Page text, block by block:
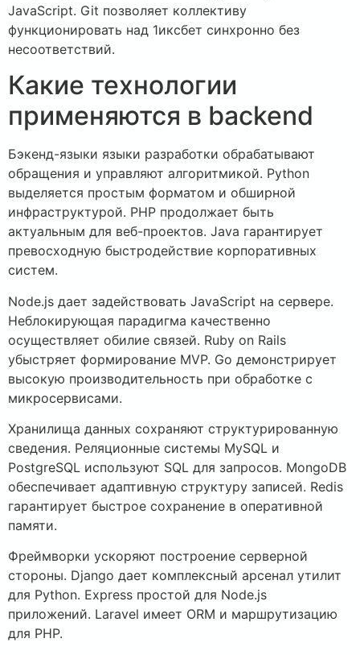
JavaScript. Git позволяет коллективу
функционировать над 1иксбет синхронно без
несоответствий.
Какие технологии
применяются в backend
Бэкенд-языки языки разработки обрабатывают
обращения и управляют алгоритмикой. Python
выделяется простым форматом и обширной
инфраструктурой. PHP продолжает быть
актуальным для веб-проектов. Java гарантирует
превосходную быстродействие корпоративных
систем.
Node.js дает задействовать JavaScript на сервере.
Неблокирующая парадигма качественно
осуществляет обилие связей. Ruby on Rails
убыстряет формирование MVP. Go демонстрирует
высокую производительность при обработке с
микросервисами.
Хранилища данных сохраняют структурированную
сведения. Реляционные системы MySQL и
PostgreSQL используют SQL для запросов. MongoDB
обеспечивает адаптивную структуру записей. Redis
гарантирует быстрое сохранение в оперативной
памяти.
Фреймворки ускоряют построение серверной
стороны. Django дает комплексный арсенал утилит
для Python. Express простой для Node.js
приложений. Laravel имеет ORM и маршрутизацию
для PHP.